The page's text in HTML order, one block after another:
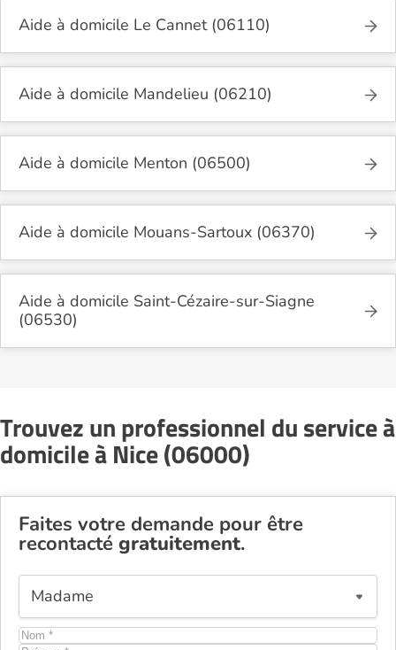
Aide à domicile Le Cannet (06110)
Aide à domicile Mandelieu (06210)
Aide à domicile Menton (06500)
Aide à domicile Mouans-Sartoux (06370)
Aide à domicile Saint-Cézaire-sur-Siagne
(06530)
Trouvez un professionnel du service à
domicile à Nice (06000)
Faites votre demande pour être
recontacté gratuitement.